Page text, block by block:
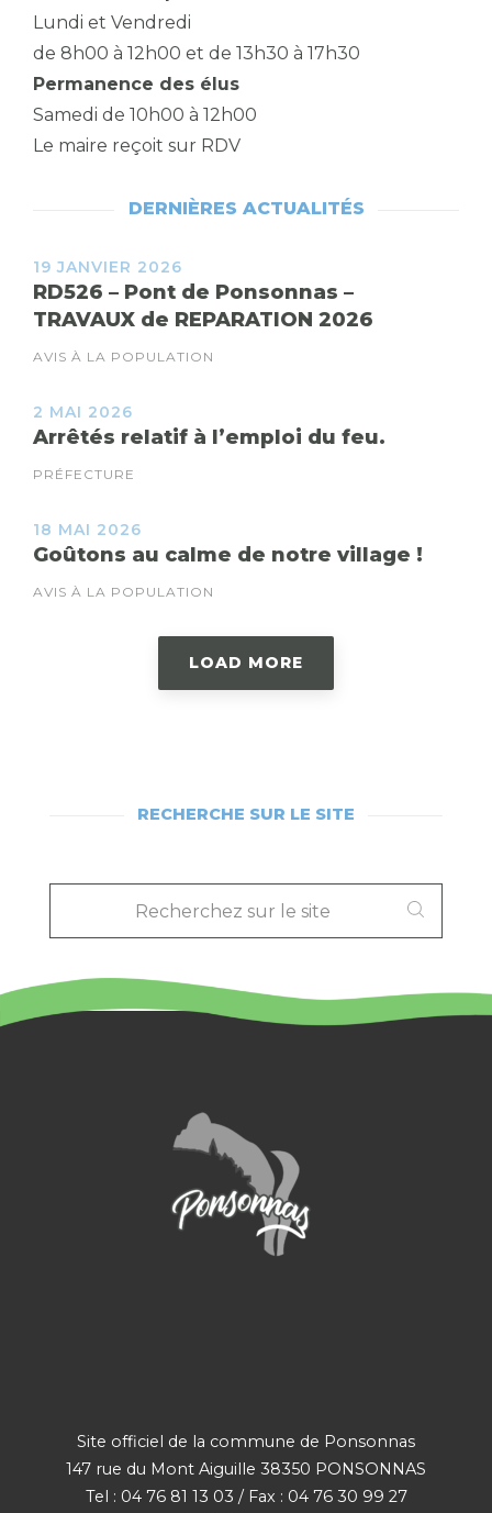
Lundi et Vendredi
de 8h00 à 12h00 et de 13h30 à 17h30
Permanence des élus
Samedi de 10h00 à 12h00
Le maire reçoit sur RDV
DERNIÈRES ACTUALITÉS
19 JANVIER 2026
RD526 – Pont de Ponsonnas –
TRAVAUX de REPARATION 2026
AVIS À LA POPULATION
2 MAI 2026
Arrêtés relatif à l’emploi du feu.
PRÉFECTURE
18 MAI 2026
Goûtons au calme de notre village !
AVIS À LA POPULATION
LOAD MORE
RECHERCHE SUR LE SITE
RECHERCHEZ
LE
SITE
Site officiel de la commune de Ponsonnas
147 rue du Mont Aiguille 38350 PONSONNAS
Tel : 04 76 81 13 03 / Fax : 04 76 30 99 27